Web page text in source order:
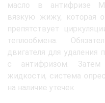
масло в антифризе
вязкую жижу, которая
препятствует
теплообмена.
двигателя для удаления
с антифризом. Затем
жидкости, система
на наличие утечек.